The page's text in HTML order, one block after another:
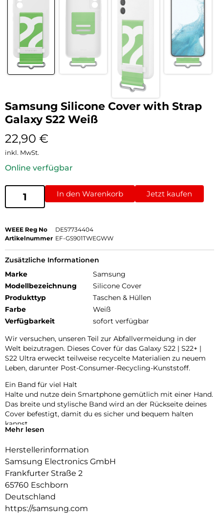
Samsung Silicone Cover with Strap
Galaxy S22 Weiß
22,90 €
inkl. MwSt.
Online verfügbar
In den Warenkorb Jetzt kaufen
WEEE Reg No
DE57734404
Artikelnummer EF-GS901TWEGWW
Zusätzliche Informationen
Marke
Samsung
Modellbezeichnung
Silicone Cover
Produkttyp
Taschen & Hüllen
Farbe
Weiß
Verfügbarkeit
sofort verfügbar
Wir versuchen, unseren Teil zur Abfallvermeidung in der
Welt beizutragen. Dieses Cover für das Galaxy S22 | S22+ |
S22 Ultra erweckt teilweise recycelte Materialien zu neuem
Leben, darunter Post-Consumer-Recycling-Kunststoff.
Ein Band für viel Halt
Halte und nutze dein Smartphone gemütlich mit einer Hand.
Das breite und stylische Band wird an der Rückseite deines
Cover befestigt, damit du es sicher und bequem halten
kannst.
Das Cover passt sich an die schlanke Form deines Galaxy an
und liegt dabei angenehm in der Hand. Und neben dem
stilvollen matten Finish fühlt es sich einfach gut an.
Mehr lesen
Herstellerinformation
Samsung Electronics GmbH
Frankfurter Straße 2
65760 Eschborn
Deutschland
https://samsung.com